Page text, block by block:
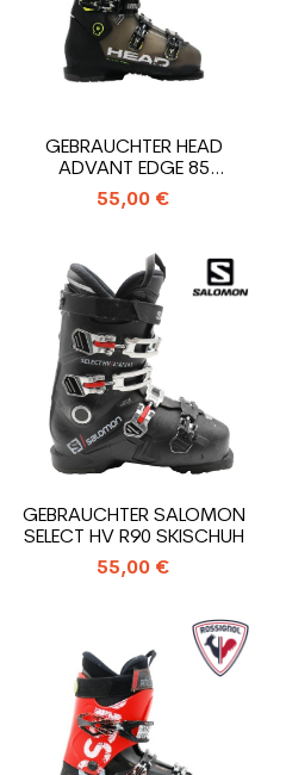
GEBRAUCHTER HEAD
ADVANT EDGE 85
SKISCHUH
55,00 €
GEBRAUCHTER SALOMON
SELECT HV R90 SKISCHUH
55,00 €